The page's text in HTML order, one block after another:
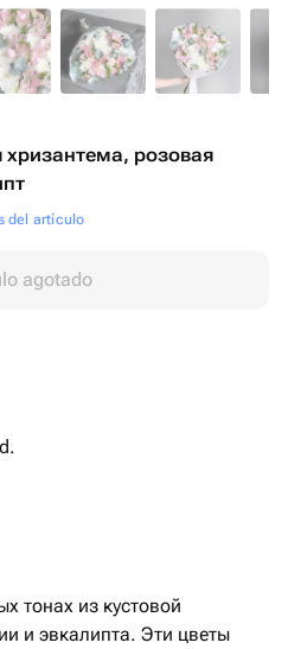
хризантема, розовая
del artículo
agotado
тонах из кустовой
и эвкалипта. Эти цветы